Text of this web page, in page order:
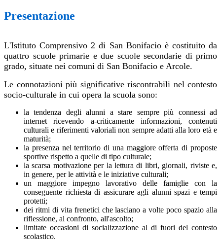
Presentazione
L'Istituto Comprensivo 2 di San Bonifacio è costituito da
quattro scuole primarie e due scuole secondarie di primo
grado, situate nei comuni di San Bonifacio e Arcole.
Le connotazioni più significative riscontrabili nel contesto
socio-culturale in cui opera la scuola sono:
la tendenza degli alunni a stare sempre più connessi ad
internet ricevendo a-criticamente informazioni, contenuti
culturali e riferimenti valoriali non sempre adatti alla loro età e
maturità;
la presenza nel territorio di una maggiore offerta di proposte
sportive rispetto a quelle di tipo culturale;
la scarsa motivazione per la lettura di libri, giornali, riviste e,
in genere, per le attività e le iniziative culturali;
un maggiore impegno lavorativo delle famiglie con la
conseguente richiesta di assicurare agli alunni spazi e tempi
protetti;
dei ritmi di vita frenetici che lasciano a volte poco spazio alla
riflessione, al confronto, all'ascolto;
limitate occasioni di socializzazione al di fuori del contesto
scolastico.